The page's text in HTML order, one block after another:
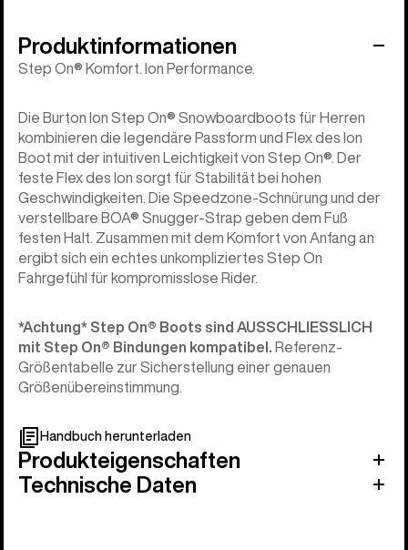
Produktinformationen
Step On® Komfort. Ion Performance.
Die Burton Ion Step On® Snowboardboots für Herren
kombinieren die legendäre Passform und Flex des Ion
Boot mit der intuitiven Leichtigkeit von Step On®. Der
feste Flex des Ion sorgt für Stabilität bei hohen
Geschwindigkeiten. Die Speedzone-Schnürung und der
verstellbare BOA® Snugger-Strap geben dem Fuß
festen Halt. Zusammen mit dem Komfort von Anfang an
ergibt sich ein echtes unkompliziertes Step On
Fahrgefühl für kompromisslose Rider.
*Achtung* Step On®︎ Boots sind AUSSCHLIESSLICH
mit Step On®︎ Bindungen kompatibel. Referenz-
Größentabelle zur Sicherstellung einer genauen
Größenübereinstimmung.
Handbuch herunterladen
Produkteigenschaften
Technische Daten